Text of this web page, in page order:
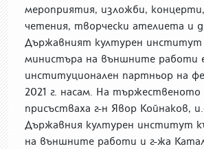
мероприятия, изложби,
четения, творчески ателиета и
Държавният културен
министъра на външните работи
институционален партньор на
2021 г. насам. На
присъстваха г-н Явор Койнаков,
Държавния културен институт
на външните работи и г-жа